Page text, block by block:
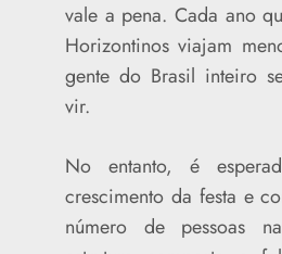
vale a pena. Cada ano
Horizontinos viajam
gente do Brasil inteiro
vir.
No entanto, é
crescimento da festa e
número de pessoas